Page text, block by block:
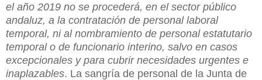
el año 2019 no se procederá, en el sector público
andaluz, a la contratación de personal laboral
temporal, ni al nombramiento de personal estatutario
temporal o de funcionario interino, salvo en casos
excepcionales y para cubrir necesidades urgentes e
inaplazables. La sangría de personal de la Junta de